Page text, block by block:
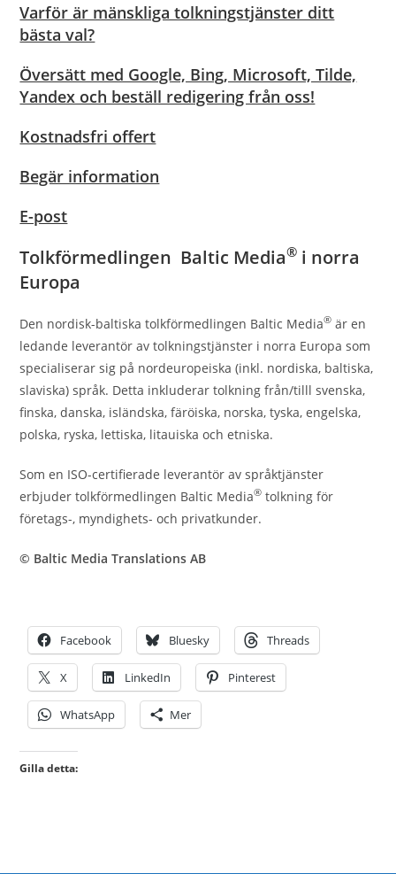
Varför är mänskliga tolkningstjänster ditt
bästa val?
Översätt med Google, Bing, Microsoft, Tilde,
Yandex och beställ redigering från oss!
Kostnadsfri offert
Begär information
E-post
Tolkförmedlingen Baltic Media® i norra
Europa
Den nordisk-baltiska tolkförmedlingen Baltic Media® är en
ledande leverantör av tolkningstjänster i norra Europa som
specialiserar sig på nordeuropeiska (inkl. nordiska, baltiska,
slaviska) språk. Detta inkluderar tolkning från/tilll svenska,
finska, danska, isländska, färöiska, norska, tyska, engelska,
polska, ryska, lettiska, litauiska och etniska.
Som en ISO-certifierade leverantör av språktjänster
erbjuder tolkförmedlingen Baltic Media® tolkning för
företags-, myndighets- och privatkunder.
© Baltic Media Translations AB
Facebook Bluesky Threads
X LinkedIn Pinterest
WhatsApp Mer
Gilla detta: